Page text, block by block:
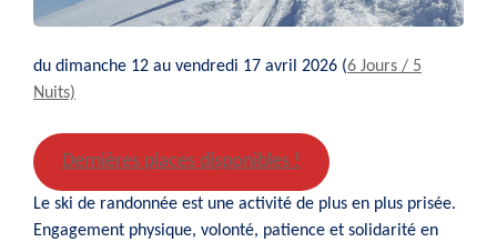
du dimanche 12 au vendredi 17 avril 2026 (6 Jours / 5
Nuits)
Dernières places disponibles !
Le ski de randonnée est une activité de plus en plus prisée.
Engagement physique, volonté, patience et solidarité en